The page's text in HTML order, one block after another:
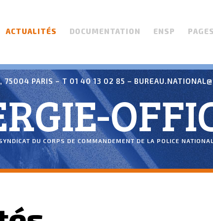
ACTUALITÉS DOCUMENTATION ENSP
75004 PARIS – T 01 40 13 02 85 –
DU CORPS DE COMMANDEMENT DE LA POLICE